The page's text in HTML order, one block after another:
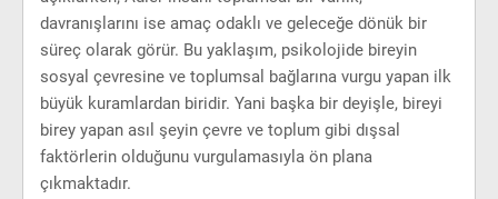
davranışlarını ise amaç odaklı ve geleceğe dönük bir
süreç olarak görür. Bu yaklaşım, psikolojide bireyin
sosyal çevresine ve toplumsal bağlarına vurgu yapan ilk
büyük kuramlardan biridir. Yani başka bir deyişle, bireyi
birey yapan asıl şeyin çevre ve toplum gibi dışsal
faktörlerin olduğunu vurgulamasıyla ön plana
çıkmaktadır.